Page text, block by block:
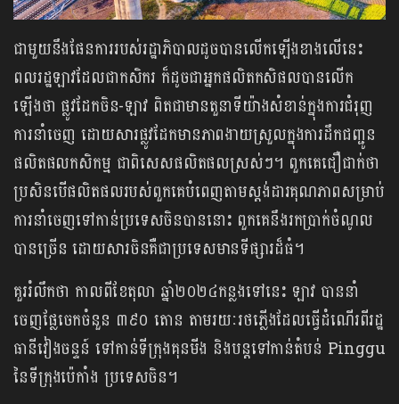
ជាមួយនឹងផែនការរបស់រដ្ឋាភិបាលដូចបានលើកឡើងខាងលើនេះ
ពលរដ្ឋឡាវដែលជាកសិករ ក៏ដូចជាអ្នកផលិតកសិផលបានលើក
ឡើងថា ផ្លូវដែកចិន-ឡាវ ពិតជាមានតួនាទីយ៉ាងសំខាន់ក្នុងការជំរុញ
ការនាំចេញ ដោយសារផ្លូវដែកមានភាពងាយស្រួលក្នុងការដឹកជញ្ជូន
ផលិតផលកសិកម្ម ជាពិសេសផលិតផលស្រស់ៗ។ ពួកគេជឿជាក់ថា
ប្រសិនបើផលិតផលរបស់ពួកគេបំពេញតាមស្តង់ដារគុណភាពសម្រាប់
ការនាំចេញទៅកាន់ប្រទេសចិនបាននោះ ពួកគេនឹងរកប្រាក់ចំណូល
បានច្រើន ដោយសារចិនគឺជាប្រទេសមានទីផ្សារដ៏ធំ។
គួររំលឹកថា កាលពីខែតុលា ឆ្នាំ២០២៤កន្លងទៅនេះ ឡាវ បាននាំ
ចេញផ្លែចេកចំនួន ៣៩០ តោន តាមរយៈរថភ្លើងដែលធ្វើដំណើរពីរដ្ឋ
ធានីវៀងចន្ទន៍ ទៅកាន់ទីក្រុងគុនមីង និងបន្តទៅកាន់តំបន់ Pinggu
នៃទីក្រុងប៉េកាំង ប្រទេសចិន។